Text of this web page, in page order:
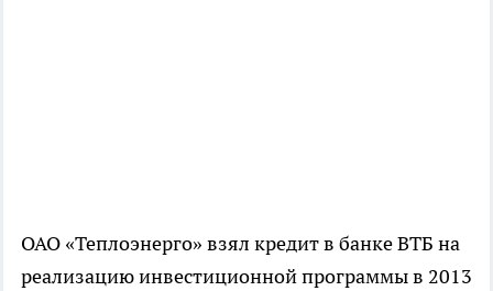
ОАО «Теплоэнерго» взял кредит в банке ВТБ на
реализацию инвестиционной программы в 2013